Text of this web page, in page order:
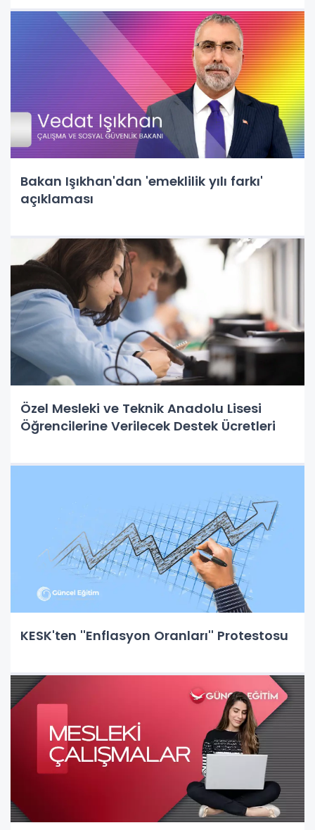
Bakan Işıkhan'dan 'emeklilik yılı farkı'
açıklaması
Özel Mesleki ve Teknik Anadolu Lisesi
Öğrencilerine Verilecek Destek Ücretleri
KESK'ten ''Enflasyon Oranları'' Protestosu